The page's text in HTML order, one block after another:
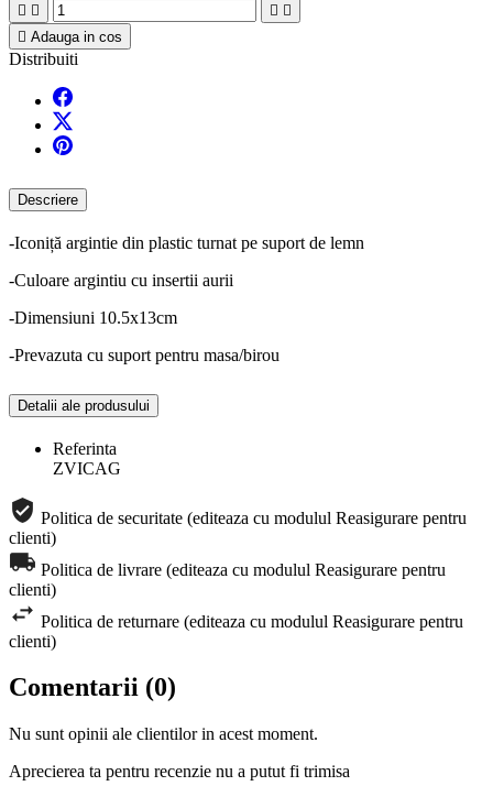
   
 Adauga in cos
Distribuiti
Descriere
-Iconiță argintie din plastic turnat pe suport de lemn
-Culoare argintiu cu insertii aurii
-Dimensiuni 10.5x13cm
-Prevazuta cu suport pentru masa/birou
Detalii ale produsului
Referinta
ZVICAG
Politica de securitate (editeaza cu modulul Reasigurare pentru
clienti)
Politica de livrare (editeaza cu modulul Reasigurare pentru
clienti)
Politica de returnare (editeaza cu modulul Reasigurare pentru
clienti)
Comentarii (0)
Nu sunt opinii ale clientilor in acest moment.
Aprecierea ta pentru recenzie nu a putut fi trimisa